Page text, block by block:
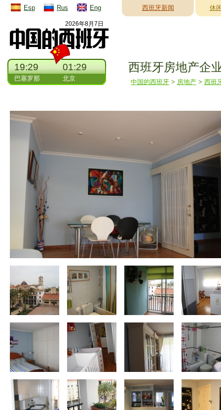
Esp Rus Eng 西班牙新闻 休
2026年8月7日
19:29
巴塞罗那
01:29
北京
西班牙房地产企
中国的西班牙 > 房地产 > 西班